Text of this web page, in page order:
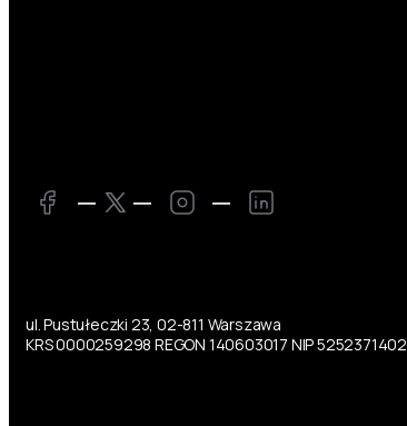
FacebookTwitter InstagramLinkedIn
ul. Pustułeczki 23, 02-811 Warszawa
KRS 0000259298 REGON 140603017 NIP 5252371402